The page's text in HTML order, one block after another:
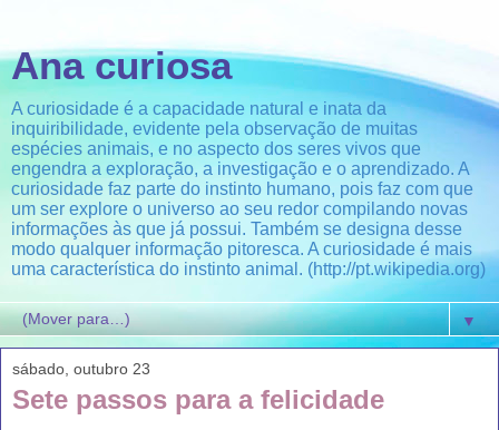
Ana curiosa
A curiosidade é a capacidade natural e inata da
inquiribilidade, evidente pela observação de muitas
espécies animais, e no aspecto dos seres vivos que
engendra a exploração, a investigação e o aprendizado. A
curiosidade faz parte do instinto humano, pois faz com que
um ser explore o universo ao seu redor compilando novas
informações às que já possui. Também se designa desse
modo qualquer informação pitoresca. A curiosidade é mais
uma característica do instinto animal. (http://pt.wikipedia.org)
▼
sábado, outubro 23
Sete passos para a felicidade